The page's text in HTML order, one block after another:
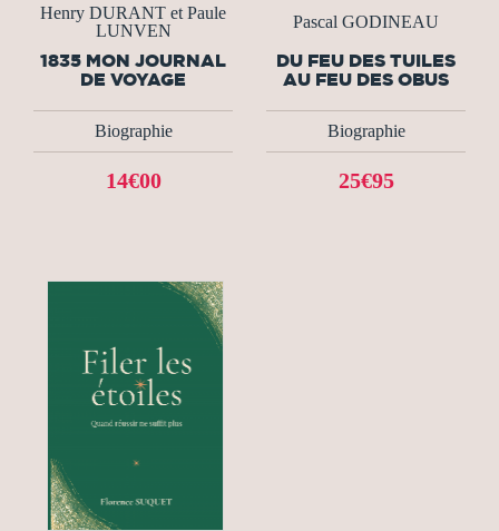
Henry DURANT et Paule
LUNVEN
1835 MON JOURNAL
DE VOYAGE
Biographie
14€00
Pascal GODINEAU
DU FEU DES TUILES
AU FEU DES OBUS
Biographie
25€95